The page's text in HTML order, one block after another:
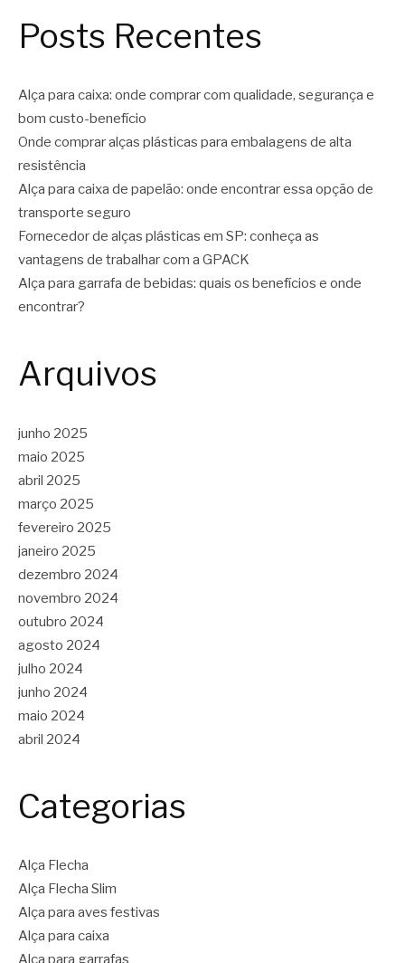
Posts Recentes
Alça para caixa: onde comprar com qualidade, segurança e
bom custo-benefício
Onde comprar alças plásticas para embalagens de alta
resistência
Alça para caixa de papelão: onde encontrar essa opção de
transporte seguro
Fornecedor de alças plásticas em SP: conheça as
vantagens de trabalhar com a GPACK
Alça para garrafa de bebidas: quais os benefícios e onde
encontrar?
Arquivos
junho 2025
maio 2025
abril 2025
março 2025
fevereiro 2025
janeiro 2025
dezembro 2024
novembro 2024
outubro 2024
agosto 2024
julho 2024
junho 2024
maio 2024
abril 2024
Categorias
Alça Flecha
Alça Flecha Slim
Alça para aves festivas
Alça para caixa
Alça para garrafas